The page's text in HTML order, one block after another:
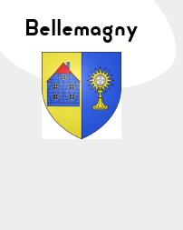
Bellemagny